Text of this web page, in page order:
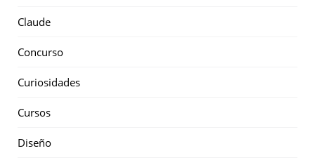
Claude
Concurso
Curiosidades
Cursos
Diseño